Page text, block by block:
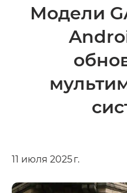
Модели
11 июля 2025 г.